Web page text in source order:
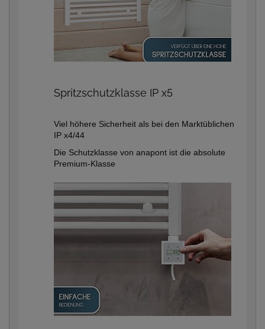
Spritzschutzklasse IP x5
Viel höhere Sicherheit als bei den Marktüblichen
IP x4/44
Die Schutzklasse von anapont ist die absolute
Premium-Klasse